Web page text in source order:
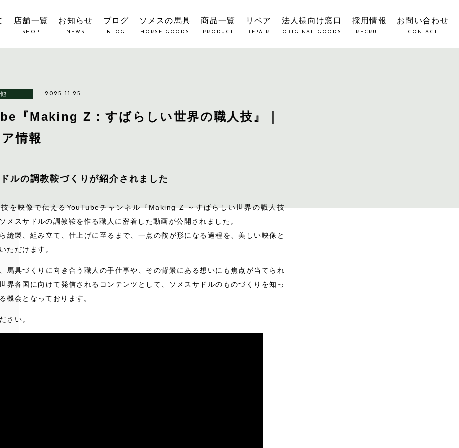
店舗一覧
SHOP
お知らせ
NEWS
ブログ
BLOG
ソメスの馬具
HORSE GOODS
商品一覧
PRODUCT
リペア
REPAIR
法人様向け窓口
ORIGINAL GOODS
採用情報
RECRUIT
お問い合わせ
CONTACT
2025.11.25
『Making Z：すばらしい世界の職人技』｜
情報
ルの調教鞍づくりが紹介されました
を映像で伝えるYouTubeチャンネル『Making Z ～すばらしい世界の職人技
メスサドルの調教鞍を作る職人に密着した動画が公開されました。
縫製、組み立て、仕上げに至るまで、一点の鞍が形になる過程を、美しい映像と
ただけます。
馬具づくりに向き合う職人の手仕事や、その背景にある想いにも焦点が当てられ
界各国に向けて発信されるコンテンツとして、ソメスサドルのものづくりを知っ
機会となっております。
さい。